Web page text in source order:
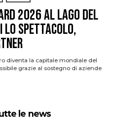
2026 al Lago del
lo spettacolo,
diventa la capitale mondiale del
grazie al sostegno di aziende
le news